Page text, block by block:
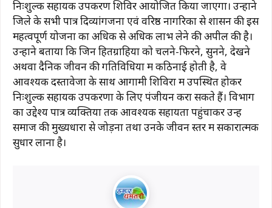
निःशुल्क सहायक उपकरण शिविर आयोजित किया जाएगा। उन्होंने
जिले के सभी पात्र दिव्यांगजनों एवं वरिष्ठ नागरिकों से शासन की इस
महत्वपूर्ण योजना का अधिक से अधिक लाभ लेने की अपील की है।
उन्होंने बताया कि जिन हितग्राहियों को चलने-फिरने, सुनने, देखने
अथवा दैनिक जीवन की गतिविधियों में कठिनाई होती है, वे
आवश्यक दस्तावेजों के साथ आगामी शिविरों में उपस्थित होकर
निःशुल्क सहायक उपकरणों के लिए पंजीयन करा सकते हैं। विभाग
का उद्देश्य पात्र व्यक्तियों तक आवश्यक सहायता पहुंचाकर उन्हें
समाज की मुख्यधारा से जोड़ना तथा उनके जीवन स्तर में सकारात्मक
सुधार लाना है।